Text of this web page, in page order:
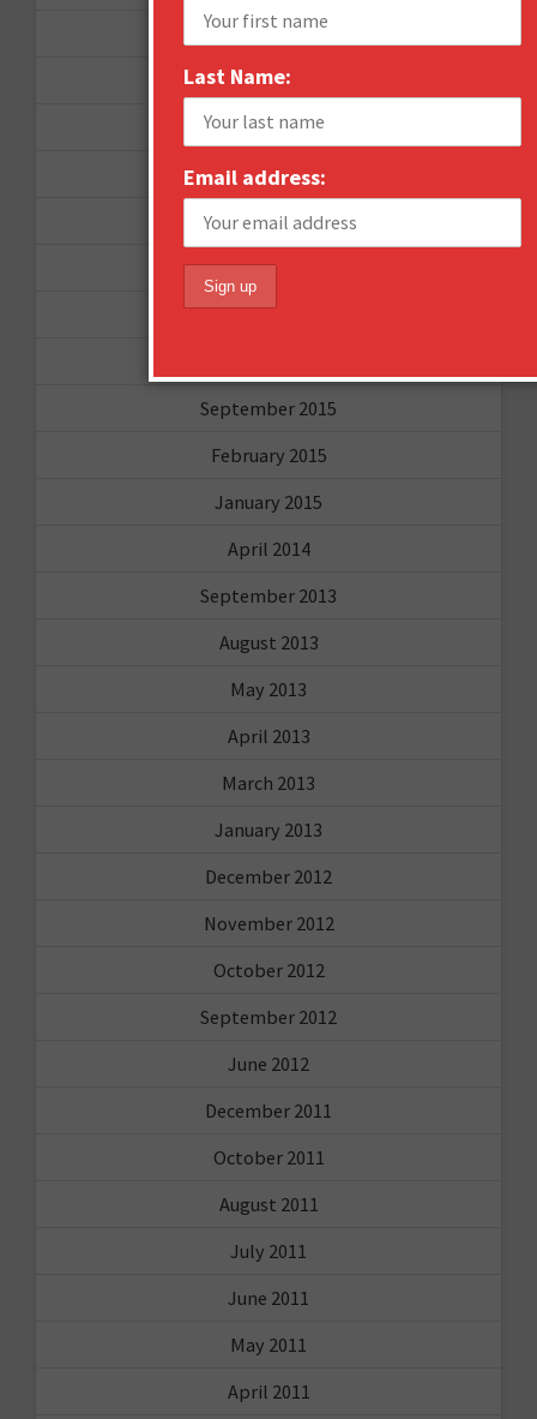
August 2016
June 2016
April 2016
March 2016
January 2016
December 2015
November 2015
September 2015
February 2015
January 2015
April 2014
September 2013
August 2013
May 2013
April 2013
March 2013
January 2013
December 2012
November 2012
October 2012
September 2012
June 2012
December 2011
October 2011
August 2011
July 2011
June 2011
May 2011
April 2011
Last Name:
Email address: